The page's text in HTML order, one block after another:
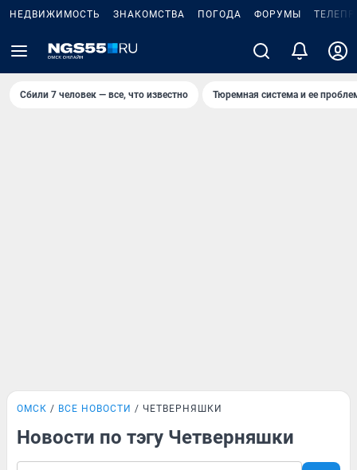
НЕДВИЖИМОСТЬ ЗНАКОМСТВА ПОГОДА ФОРУМЫ
Сбили 7 человек — все, что известно Тюремная система и ее
ОМСК ВСЕ НОВОСТИ ЧЕТВЕРНЯШКИ
Новости по тэгу Четверняшки